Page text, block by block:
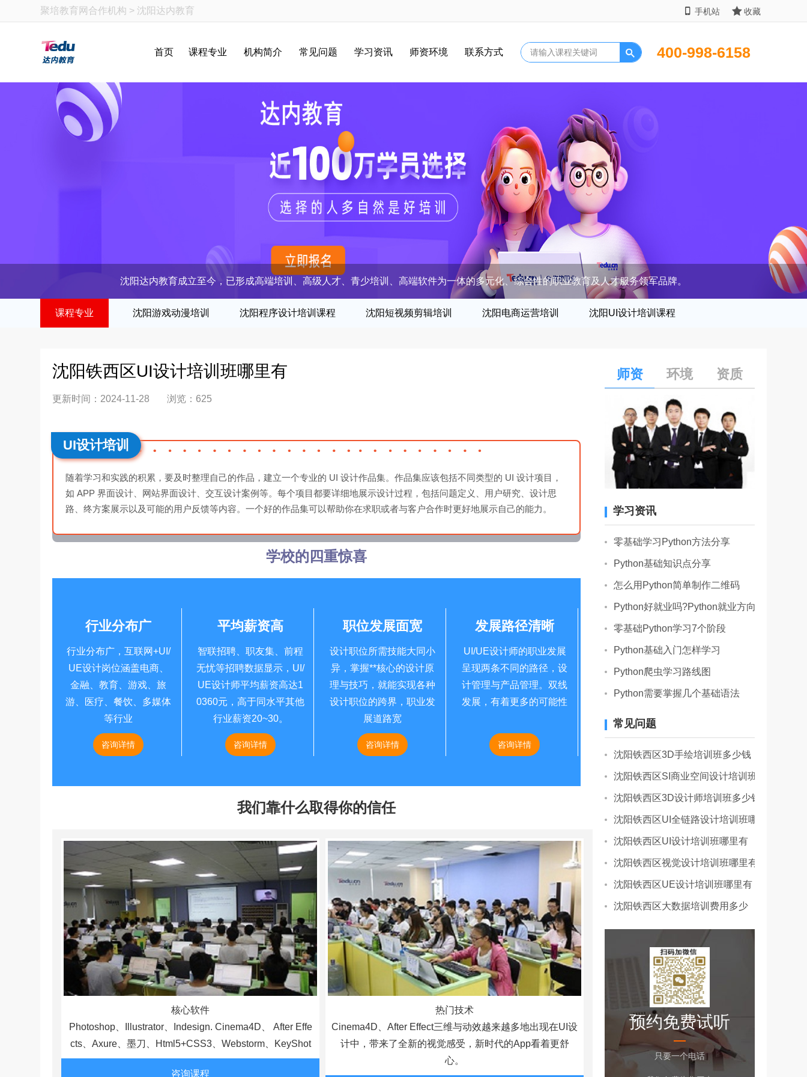
手机站 收藏
聚培教育网 合作机构 > 沈阳达内教育
首页 课程专业 机构简介 常见问题 学习资讯 师资环境 联系方式 400-998-6158
沈阳达内教育成立至今，已形成高端培训、高级人才、青少培训、高端软件为一体的多元化、综合性的职业教育及人才服务领军品牌。
课程专业 沈阳游戏动漫培训 沈阳程序设计培训课程 沈阳短视频剪辑培训 沈阳电商运营培训 沈阳UI设计培训课程
沈阳铁西区UI设计培训班哪里有
更新时间：2024-11-28 浏览： 625
UI设计培训
随着学习和实践的积累，要及时整理自己的作品，建立一个专业的 UI 设计作品集。作品集应该包括不同类型的 UI 设计项目，
如 APP 界面设计、网站界面设计、交互设计案例等。每个项目都要详细地展示设计过程，包括问题定义、用户研究、设计思
路、终方案展示以及可能的用户反馈等内容。一个好的作品集可以帮助你在求职或者与客户合作时更好地展示自己的能力。
学校的四重惊喜
行业分布广
行业分布广，互联网+UI/
UE设计岗位涵盖电商、
金融、教育、游戏、旅
游、医疗、餐饮、多媒体
等行业
咨询详情
平均薪资高
智联招聘、职友集、前程
无忧等招聘数据显示，UI/
UE设计师平均薪资高达1
0360元，高于同水平其他
行业薪资20~30。
咨询详情
职位发展面宽
设计职位所需技能大同小
异，掌握**核心的设计原
理与技巧，就能实现各种
设计职位的跨界，职业发
展道路宽
咨询详情
发展路径清晰
UI/UE设计师的职业发展
呈现两条不同的路径，设
计管理与产品管理。双线
发展，有着更多的可能性
咨询详情
我们靠什么取得你的信任
核心软件
Photoshop、Illustrator、Indesign. Cinema4D、 After Effe
cts、Axure、墨刀、Html5+CSS3、Webstorm、KeyShot
咨询课程
热门技术
Cinema4D、After Effect三维与动效越来越多地出现在UI设
计中，带来了全新的视觉感受，新时代的App看着更舒
心。
师资 环境 资质
学习资讯
零基础学习Python方法分享
Python基础知识点分享
怎么用Python简单制作二维码
Python好就业吗?Python就业方向哪个好
零基础Python学习7个阶段
Python基础入门怎样学习
Python爬虫学习路线图
Python需要掌握几个基础语法
常见问题
沈阳铁西区3D手绘培训班多少钱
沈阳铁西区SI商业空间设计培训班哪里有
沈阳铁西区3D设计师培训班多少钱
沈阳铁西区UI全链路设计培训班哪里有
沈阳铁西区UI设计培训班哪里有
沈阳铁西区视觉设计培训班哪里有
沈阳铁西区UE设计培训班哪里有
沈阳铁西区大数据培训费用多少
预约免费试听
只要一个电话